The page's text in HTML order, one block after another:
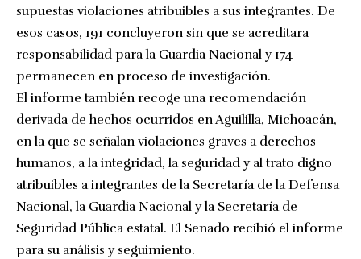
supuestas violaciones atribuibles a sus integrantes. De
esos casos, 191 concluyeron sin que se acreditara
responsabilidad para la Guardia Nacional y 174
permanecen en proceso de investigación.
El informe también recoge una recomendación
derivada de hechos ocurridos en Aguililla, Michoacán,
en la que se señalan violaciones graves a derechos
humanos, a la integridad, la seguridad y al trato digno
atribuibles a integrantes de la Secretaría de la Defensa
Nacional, la Guardia Nacional y la Secretaría de
Seguridad Pública estatal. El Senado recibió el informe
para su análisis y seguimiento.